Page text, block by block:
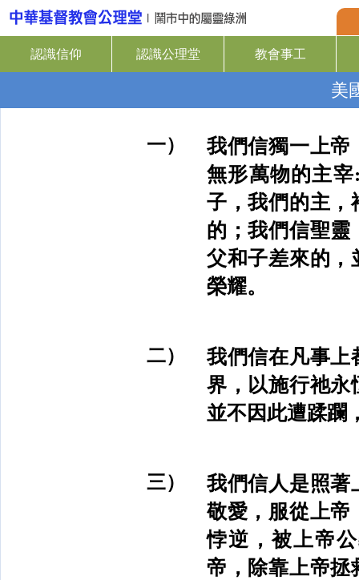
認識信仰 認識公理堂 教會事工
美
一）
我們信獨一上帝
無形萬物的主宰
子，我們的主，
的；我們信聖靈
父和子差來的，
榮耀。
二）
我們信在凡事上
界，以施行祂永
並不因此遭蹂躝
三）
我們信人是照著
敬愛，服從上帝
悖逆，被上帝
帝，除靠上帝拯